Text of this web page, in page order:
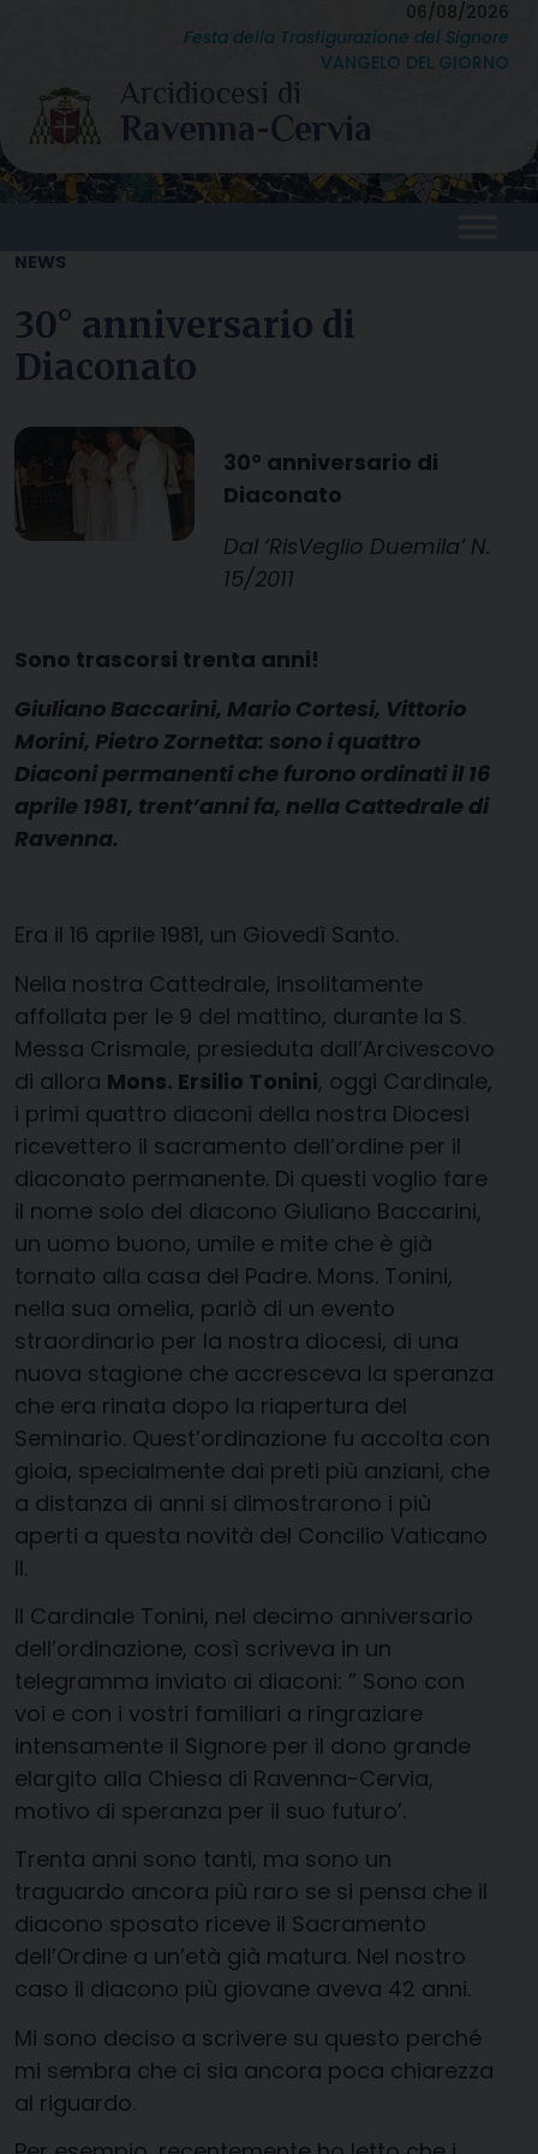
content
06/08/2026
Festa della Trasfigurazione del Signore
VANGELO DEL GIORNO
NEWS
30° anniversario di
Diaconato
30° anniversario di
Diaconato
Dal ‘RisVeglio Duemila’ N.
15/2011
Sono trascorsi trenta anni!
Giuliano Baccarini, Mario Cortesi, Vittorio
Morini, Pietro Zornetta: sono i quattro
Diaconi permanenti che furono ordinati il 16
aprile 1981, trent’anni fa, nella Cattedrale di
Ravenna.
Era il 16 aprile 1981, un Giovedì Santo.
Nella nostra Cattedrale, insolitamente
affollata per le 9 del mattino, durante la S.
Messa Crismale, presieduta dall’Arcivescovo
di allora Mons. Ersilio Tonini, oggi Cardinale,
i primi quattro diaconi della nostra Diocesi
ricevettero il sacramento dell’ordine per il
diaconato permanente. Di questi voglio fare
il nome solo del diacono Giuliano Baccarini,
un uomo buono, umile e mite che è già
tornato alla casa del Padre. Mons. Tonini,
nella sua omelia, parlò di un evento
straordinario per la nostra diocesi, di una
nuova stagione che accresceva la speranza
che era rinata dopo la riapertura del
Seminario. Quest’ordinazione fu accolta con
gioia, specialmente dai preti più anziani, che
a distanza di anni si dimostrarono i più
aperti a questa novità del Concilio Vaticano
II.
Il Cardinale Tonini, nel decimo anniversario
dell’ordinazione, così scriveva in un
telegramma inviato ai diaconi: ” Sono con
voi e con i vostri familiari a ringraziare
intensamente il Signore per il dono grande
elargito alla Chiesa di Ravenna-Cervia,
motivo di speranza per il suo futuro’.
Trenta anni sono tanti, ma sono un
traguardo ancora più raro se si pensa che il
diacono sposato riceve il Sacramento
dell’Ordine a un’età già matura. Nel nostro
caso il diacono più giovane aveva 42 anni.
Mi sono deciso a scrivere su questo perché
mi sembra che ci sia ancora poca chiarezza
al riguardo.